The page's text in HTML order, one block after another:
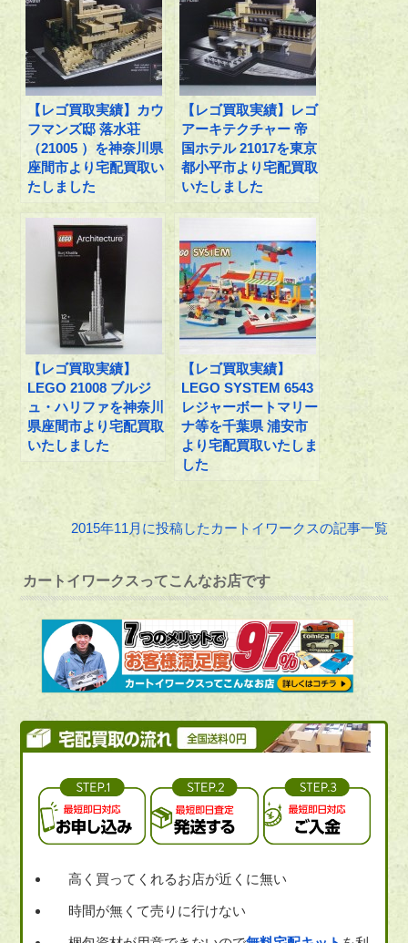
【レゴ買取実績】カウ
フマンズ邸 落水荘
（21005 ）を神奈川県
座間市より宅配買取い
たしました
【レゴ買取実績】レゴ
アーキテクチャー 帝
国ホテル 21017を東京
都小平市より宅配買取
いたしました
【レゴ買取実績】
LEGO 21008 ブルジ
ュ・ハリファを神奈川
県座間市より宅配買取
いたしました
【レゴ買取実績】
LEGO SYSTEM 6543
レジャーボートマリー
ナ等を千葉県 浦安市
より宅配買取いたしま
した
2015年11月に投稿したカートイワークスの記事一覧
カートイワークスってこんなお店です
高く買ってくれるお店が近くに無い
時間が無くて売りに行けない